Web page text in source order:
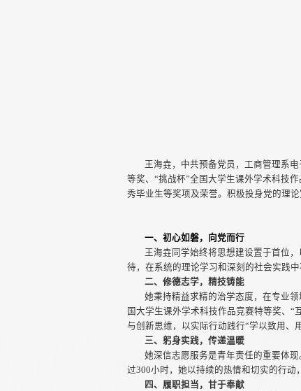
王海垚，中共预备党员，工商管理系
等奖、“挑战杯”全国大学生课外学术科技
秀毕业生等奖项及荣誉。积极投身党的理
一、初心如磐，向党而行
王海垚同学始终将思想建设置于首位
待，在系统的理论学习和深刻的社会实践
二、修德志学，精技铸能
她秉持精益求精的治学态度，在专业
国大学生课外学术科技作品竞赛特等奖、
与创新思维，以实际行动践行“学以致用、
三、躬身实践，传递温暖
她深信志愿服务是青年责任的重要体
过300小时，她以持续的热情和切实的行动
四、履职担当，甘于奉献